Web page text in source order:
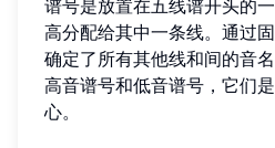
谱号是放置在五线谱开头的
高分配给其中一条线。通过
确定了所有其他线和间的音
高音谱号和低音谱号，它们是
心。